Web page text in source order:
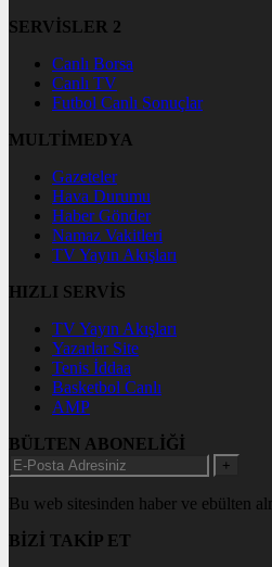
SERVİSLER 2
Canlı Borsa
Canlı TV
Futbol Canlı Sonuçlar
MULTİMEDYA
Gazeteler
Hava Durumu
Haber Gönder
Namaz Vakitleri
TV Yayın Akışları
HIZLI SERVİS
TV Yayın Akışları
Yazarlar Site
Tenis İddaa
Basketbol Canlı
AMP
BÜLTEN ABONELİĞİ
+
Bu web sitesinden haber ve ebülten
BİZİ TAKİP ET